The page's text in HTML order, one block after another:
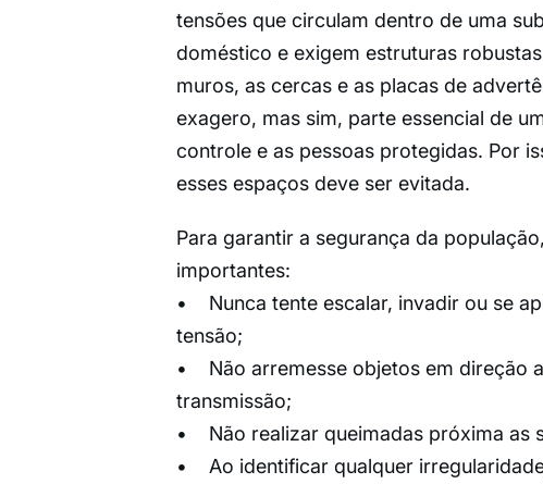
tensões que circulam dentro de uma
doméstico e exigem estruturas
muros, as cercas e as placas de
exagero, mas sim, parte essencial de
controle e as pessoas protegidas. Por
esses espaços deve ser evitada.
Para garantir a segurança da
importantes:
• Nunca tente escalar, invadir ou se
tensão;
• Não arremesse objetos em direção
transmissão;
• Não realizar queimadas próxima as
• Ao identificar qualquer